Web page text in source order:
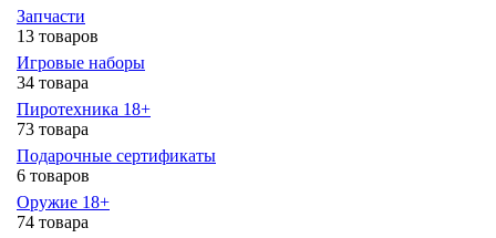
Запчасти
13 товаров
Игровые наборы
34 товара
Пиротехника 18+
73 товара
Подарочные сертификаты
6 товаров
Оружие 18+
74 товара